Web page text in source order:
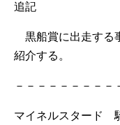
追記
黒船賞に出走する
紹介する。
－－－－－－－－－
マイネルスタード